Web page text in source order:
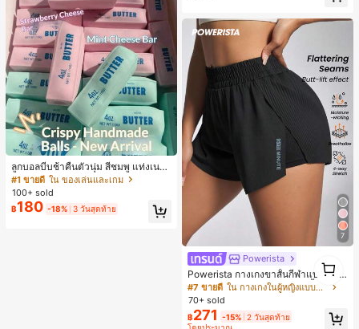
ลูกบอลบีบช้าคืนตัวนุ่ม สีชมพู แท่งเนย
บีบคลายเครียด นุ่มยืดหยุ่น ของเล่นบีบ
4 ออนซ์ ของเล่นเกลือ เหมาะสำหรับขอ
งขวัญวันหยุด ของขวัญสนุกและน่ารัก
ของขวัญวันเกิด ของขวัญอีสเตอร์ ของ
#1 ขายดี ใน ของเล่นและเกม
100+ sold
฿180 -18% 3 วันสุดท้าย
7
Powerista
Powerista กางเกงขาสั้นกีฬาแบบเรียบ
ง่าย สไตล์วันทุกวัน กางเกงขาสั้นสบาย
พร้อมเสวตเตอร์
#7 ขายดี
ใน กางเกงในผู้หญิงแบบแอคทีฟ
70+ sold
฿271 -15% 2 วันสุดท้าย